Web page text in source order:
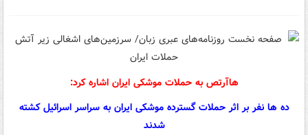
هاآرتص به حملات موشکی ایران اشاره کرد:
ده ها نفر بر اثر حملات گسترده موشکی ایران به سراسر اسرائیل کشته
شدند